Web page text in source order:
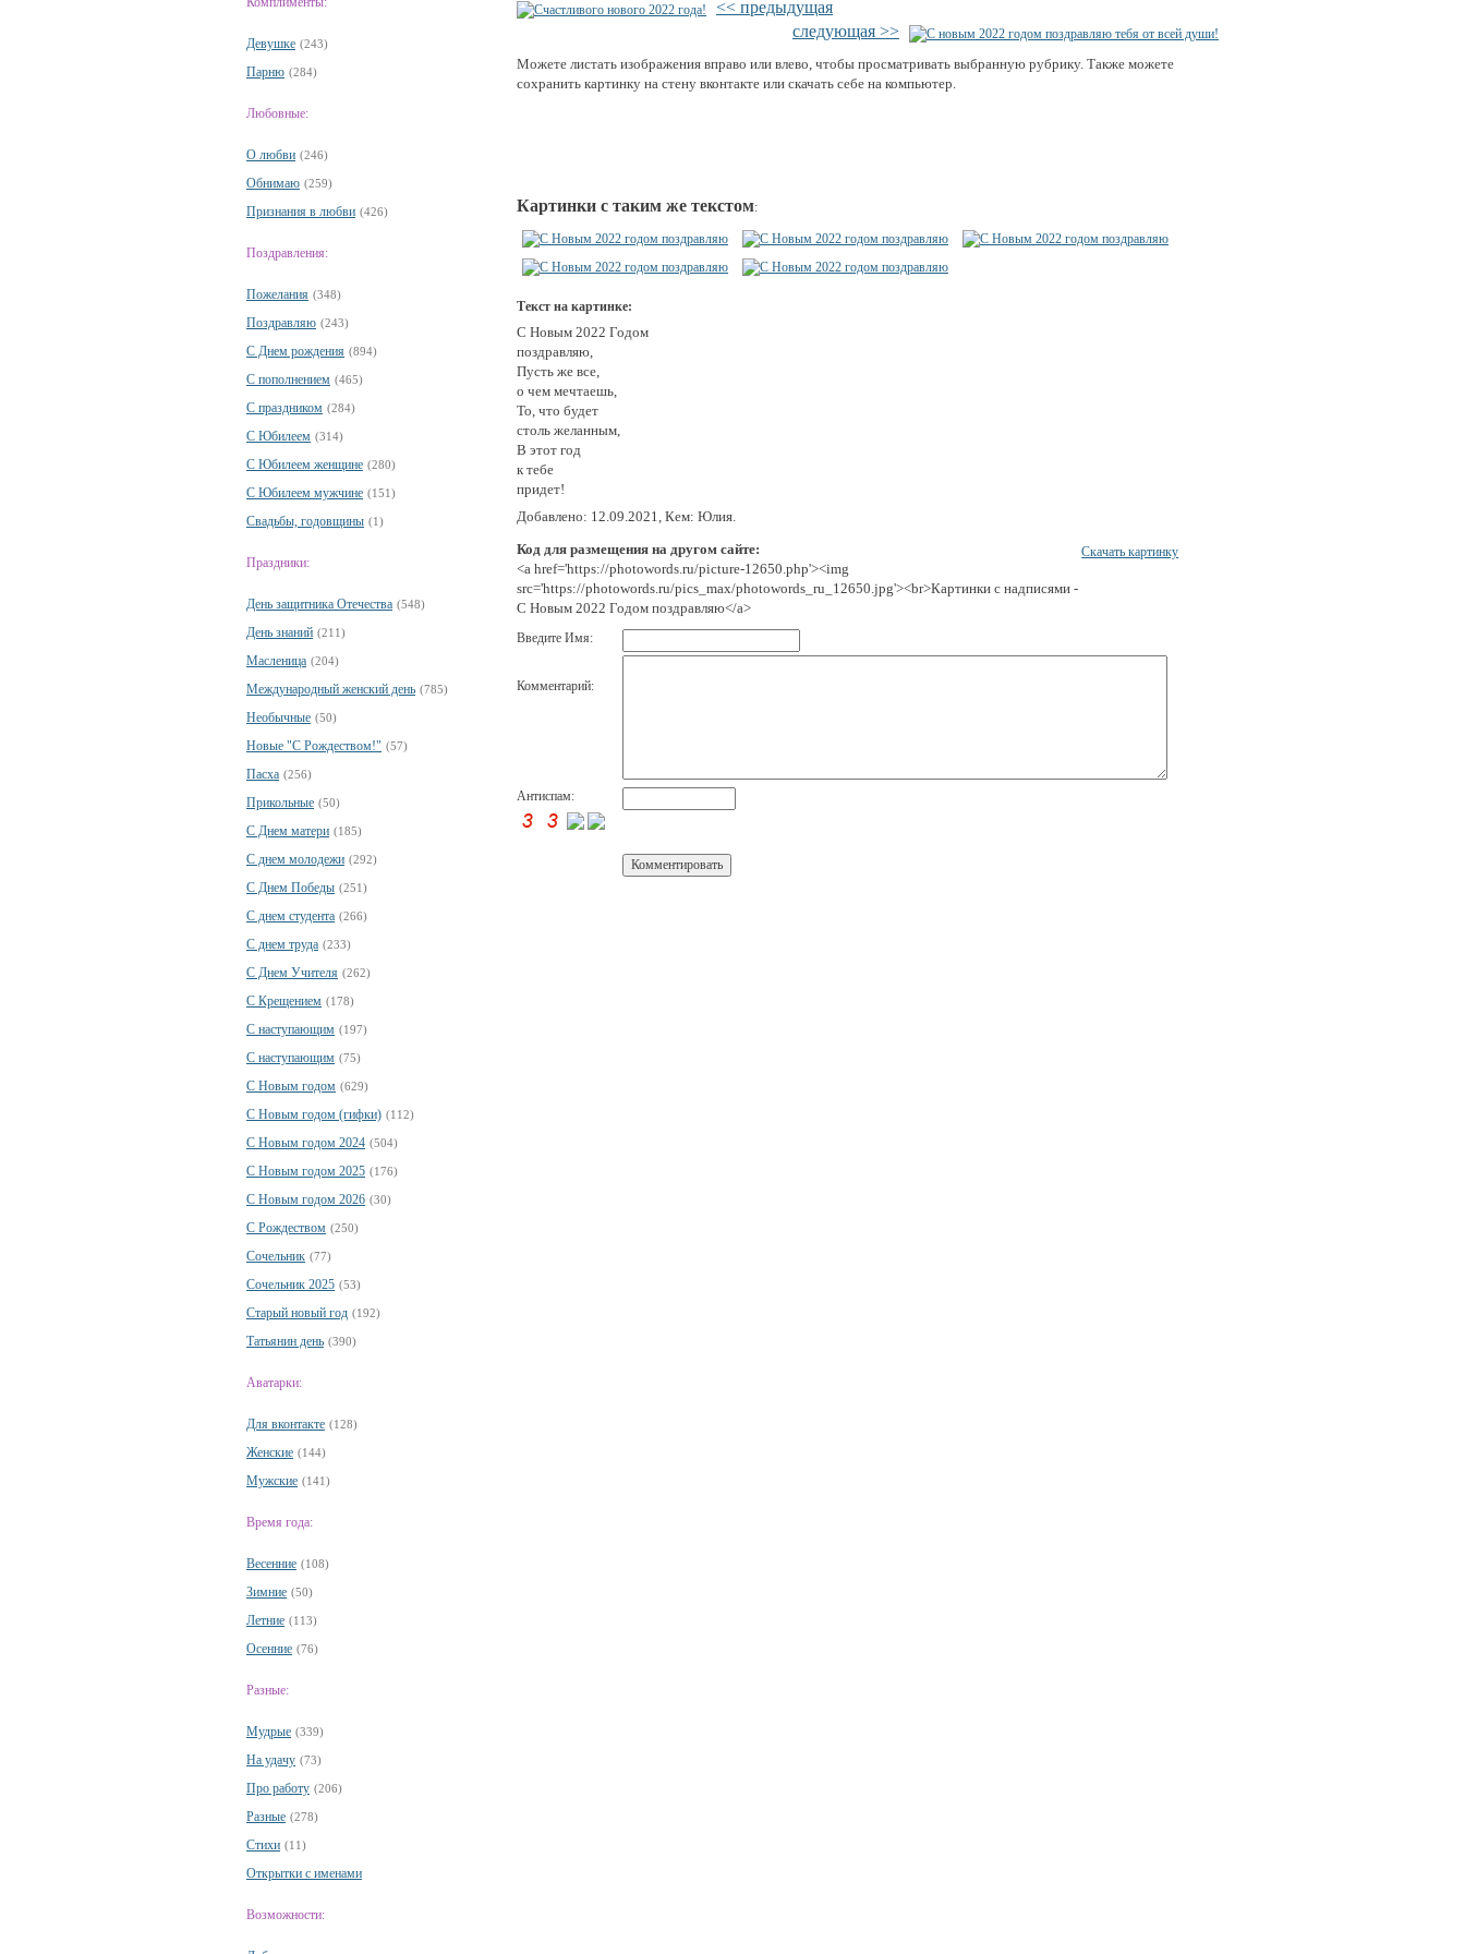
Девушке (243)
Парню (284)
Любовные:
О любви (246)
Обнимаю (259)
Признания в любви (426)
Поздравления:
Пожелания (348)
Поздравляю (243)
С Днем рождения (894)
С пополнением (465)
С праздником (284)
С Юбилеем (314)
С Юбилеем женщине (280)
С Юбилеем мужчине (151)
Свадьбы, годовщины (1)
Праздники:
День защитника Отечества (548)
День знаний (211)
Масленица (204)
Международный женский день (785)
Необычные (50)
Новые "С Рождеством!" (57)
Пасха (256)
Прикольные (50)
С Днем матери (185)
С днем молодежи (292)
С Днем Победы (251)
С днем студента (266)
С днем труда (233)
С Днем Учителя (262)
С Крещением (178)
С наступающим (197)
С наступающим (75)
С Новым годом (629)
С Новым годом (гифки) (112)
С Новым годом 2024 (504)
С Новым годом 2025 (176)
С Новым годом 2026 (30)
С Рождеством (250)
Сочельник (77)
Сочельник 2025 (53)
Старый новый год (192)
Татьянин день (390)
Аватарки:
Для вконтакте (128)
Женские (144)
Мужские (141)
Время года:
Весенние (108)
Зимние (50)
Летние (113)
Осенние (76)
Разные:
Мудрые (339)
На удачу (73)
Про работу (206)
Разные (278)
Стихи (11)
Открытки с именами
Возможности:
<< предыдущая
следующая >>
Можете листать изображения вправо или влево, чтобы просматривать выбранную рубрику. Также можете
сохранить картинку на стену вконтакте или скачать себе на компьютер.
Картинки с таким же текстом:
Текст на картинке:
С Новым 2022 Годом
поздравляю,
Пусть же все,
о чем мечтаешь,
То, что будет
столь желанным,
В этот год
к тебе
придет!
Добавлено: 12.09.2021, Кем: Юлия.
Код для размещения на другом сайте:
<a href='https://photowords.ru/picture-12650.php'><img
src='https://photowords.ru/pics_max/photowords_ru_12650.jpg'><br>Картинки с надписями -
С Новым 2022 Годом поздравляю</a>
Скачать картинку
Введите Имя:
Комментарий:
Антиспам: